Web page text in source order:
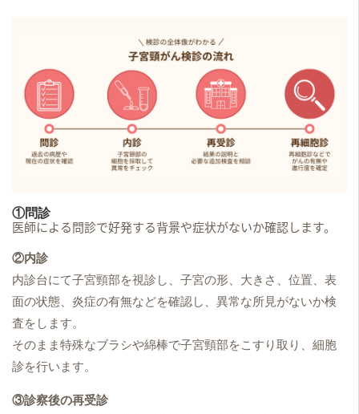
①問診
医師による問診で好発する背景や症状がないか確認します。
②内診
内診台にて子宮頸部を視診し、子宮の形、大きさ、位置、表
面の状態、炎症の有無などを確認し、異常な所見がないか検
査をします。
そのまま特殊なブラシや綿棒で子宮頸部をこすり取り、細胞
診を行います。
③診察後の再受診